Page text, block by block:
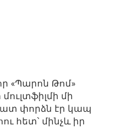
«Պարոն Թոմ»
մուլտֆիլմի մի
փորձն էր կապ
հետ՝ մինչև իր